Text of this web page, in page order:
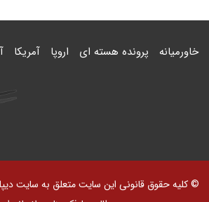
خاورمیانه پرونده هسته ای اروپا آمریکا
© کلیه حقوق قانونی این سایت متعلق به سایت